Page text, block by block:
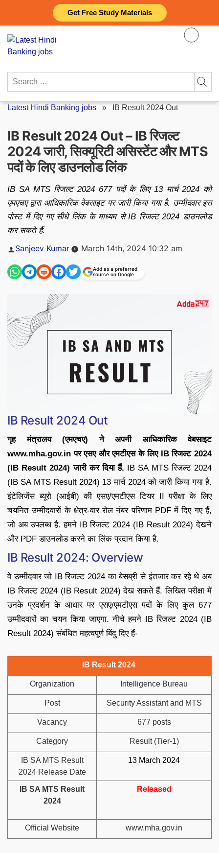
Get Free Study Materials
content
Search
Latest Hindi Banking jobs » IB Result 2024 Out
IB Result 2024 Out – IB रिजल्ट
2024 जारी, सिक्यूरिटी असिस्टेंट और MTS
पदों के लिए डाउनलोड लिंक
IB SA MTS रिजल्ट 2024 677 पदों के लिए 13 मार्च 2024 को
एमएचए द्वारा आधिकारिक वेबसाइट पर जारी किया गया है. उम्मीदवार इस
पोस्ट में दिए गए सीधे लिंक के माध्यम से IB रिजल्ट 2024 डाउनलोड
कर सकते हैं.
Posted
Sanjeev Kumar March 14th, 2024 10:32 am
Add as a preferred
source on Google
IB Result 2024 Out
गृह मंत्रालय (एमएचए) ने अपनी आधिकारिक वेबसाइट
www.mha.gov.in पर एसए और एमटीएस के लिए IB रिजल्ट 2024
(IB Result 2024) जारी कर दिया हैं. IB SA MTS रिजल्ट 2024
(IB SA MTS Result 2024) 13 मार्च 2024 को जारी किया गया है.
इंटेलिजेंस ब्यूरो (आईबी) की एसए/एमटीएस टियर II परीक्षा के लिए
चयनित उम्मीदवारों के क्षेत्र-वार रोल नंबर परिणाम PDF में दिए गए हैं,
जो अब उपलब्ध है. हमने IB रिजल्ट 2024 (IB Result 2024) देखने
और PDF डाउनलोड करने का लिंक प्रदान किया है.
IB Result 2024: Overview
वे उम्मीदवार जो IB रिजल्ट 2024 का बेसब्री से इंतजार कर रहे थे अब
IB रिजल्ट 2024 (IB Result 2024) देख सकते हैं. लिखित परीक्षा में
उनके प्रदर्शन के आधार पर एसए/एमटीएस पदों के लिए कुल 677
उम्मीदवारों का चयन किया जाएगा. नीचे हमने IB रिजल्ट 2024 (IB
Result 2024) संबंधित महत्वपूर्ण बिंदु दिए हैं-
IB Result 2024
Organization Intelligence Bureau
Post Security Assistant and MTS
Vacancy 677 posts
Category Result (Tier-1)
IB SA MTS Result
2024 Release Date
13 March 2024
IB SA MTS Result
2024
Released
Official Website www.mha.gov.in